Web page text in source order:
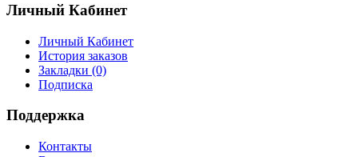
Личный Кабинет
Личный Кабинет
История заказов
Закладки (0)
Подписка
Поддержка
Контакты